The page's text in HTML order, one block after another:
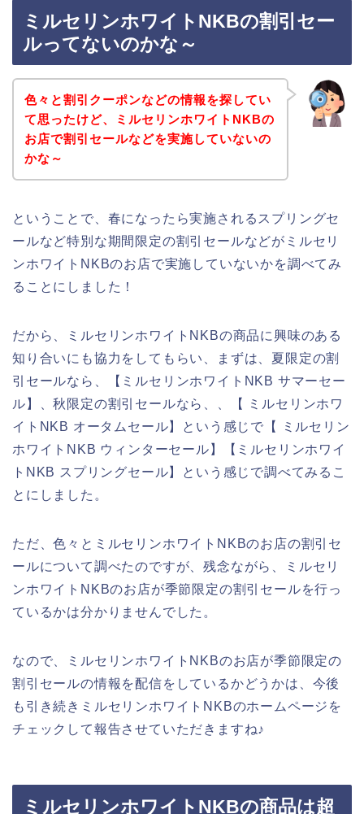
ミルセリンホワイトNKBの割引セー
ルってないのかな～
色々と割引クーポンなどの情報を探してい
て思ったけど、ミルセリンホワイトNKBの
お店で割引セールなどを実施していないの
かな～
ということで、春になったら実施されるスプリングセ
ールなど特別な期間限定の割引セールなどがミルセリ
ンホワイトNKBのお店で実施していないかを調べてみ
ることにしました！
だから、ミルセリンホワイトNKBの商品に興味のある
知り合いにも協力をしてもらい、まずは、夏限定の割
引セールなら、【ミルセリンホワイトNKB サマーセー
ル】、秋限定の割引セールなら、、【 ミルセリンホワ
イトNKB オータムセール】という感じで【 ミルセリン
ホワイトNKB ウィンターセール】【ミルセリンホワイ
トNKB スプリングセール】という感じで調べてみるこ
とにしました。
ただ、色々とミルセリンホワイトNKBのお店の割引セ
ールについて調べたのですが、残念ながら、ミルセリ
ンホワイトNKBのお店が季節限定の割引セールを行っ
ているかは分かりませんでした。
なので、ミルセリンホワイトNKBのお店が季節限定の
割引セールの情報を配信をしているかどうかは、今後
も引き続きミルセリンホワイトNKBのホームページを
チェックして報告させていただきますね♪
ミルセリンホワイトNKBの商品は超